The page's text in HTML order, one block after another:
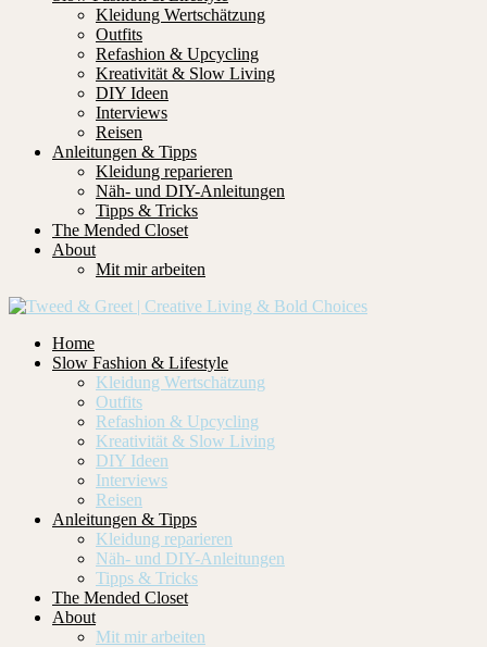
Kleidung Wertschätzung
Outfits
Refashion & Upcycling
Kreativität & Slow Living
DIY Ideen
Interviews
Reisen
Anleitungen & Tipps
Kleidung reparieren
Näh- und DIY-Anleitungen
Tipps & Tricks
The Mended Closet
About
Mit mir arbeiten
Home
Slow Fashion & Lifestyle
Kleidung Wertschätzung
Outfits
Refashion & Upcycling
Kreativität & Slow Living
DIY Ideen
Interviews
Reisen
Anleitungen & Tipps
Kleidung reparieren
Näh- und DIY-Anleitungen
Tipps & Tricks
The Mended Closet
About
Mit mir arbeiten